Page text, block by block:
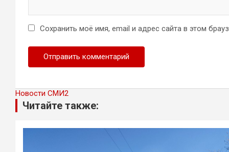
Сохранить моё имя, email и адрес сайта в этом
Новости СМИ2
Читайте также: